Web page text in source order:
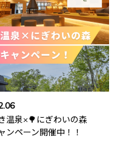
温泉×🌳にぎわいの森
ンペーン開催中！！